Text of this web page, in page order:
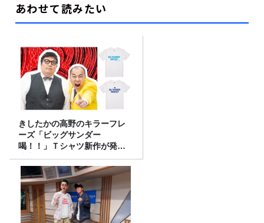
あわせて読みたい
きしたかの高野のキラーフレ
ーズ「ビッグサンダー
喝！！」Ｔシャツ新作が発売
決定！